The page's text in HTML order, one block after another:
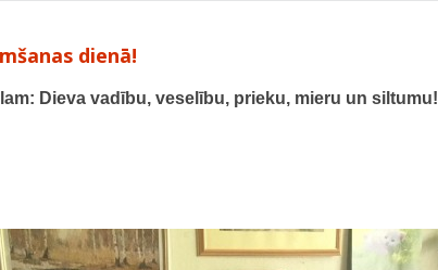
dienā!
Dieva vadību, veselību, prieku, mieru un siltumu!